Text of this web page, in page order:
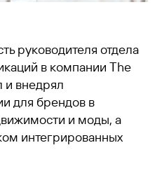
руководителя отдела
в компании The
и внедрял
для брендов в
и моды, а
интегрированных